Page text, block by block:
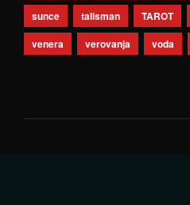
sunce
talisman TAROT
venera
verovanja voda